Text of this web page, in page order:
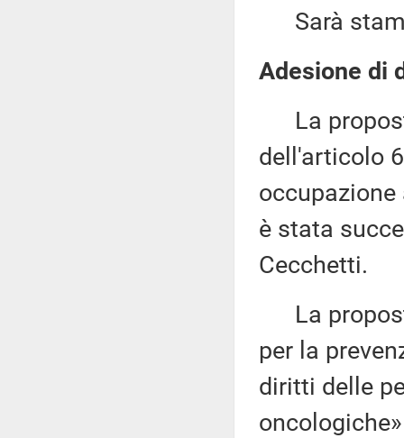
Sarà
Adesione di
La
dell'articolo
è stata
Cecchetti.
La
per la
diritti delle